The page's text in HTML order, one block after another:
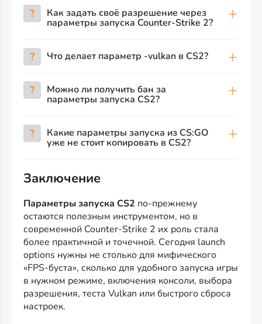
? Как задать своё разрешение через
параметры запуска Counter-Strike 2?
? Что делает параметр -vulkan в CS2?
? Можно ли получить бан за
параметры запуска CS2?
? Какие параметры запуска из CS:GO
уже не стоит копировать в CS2?
Заключение
Параметры запуска CS2 по-прежнему
остаются полезным инструментом, но в
современной Counter-Strike 2 их роль стала
более практичной и точечной. Сегодня launch
options нужны не столько для мифического
«FPS-буста», сколько для удобного запуска игры
в нужном режиме, включения консоли, выбора
разрешения, теста Vulkan или быстрого сброса
настроек.